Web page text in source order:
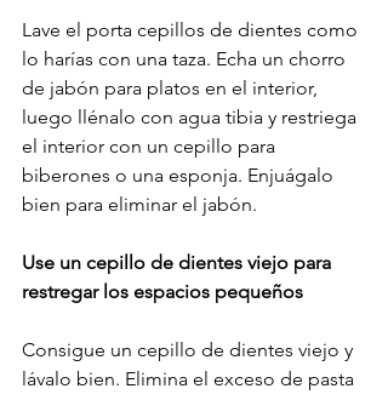
Lave el porta cepillos de dientes como
lo harías con una taza. Echa un chorro
de jabón para platos en el interior,
luego llénalo con agua tibia y restriega
el interior con un cepillo para
biberones o una esponja. Enjuágalo
bien para eliminar el jabón.
Use un cepillo de dientes viejo para
restregar los espacios pequeños
Consigue un cepillo de dientes viejo y
lávalo bien. Elimina el exceso de pasta